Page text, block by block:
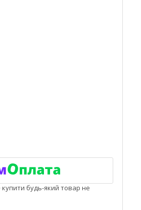
купити будь-який товар не